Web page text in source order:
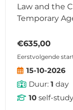
Law and the
Temporary
€635,00
Eerstvolgende
15-10-2026
Duur: 1 day
10self-